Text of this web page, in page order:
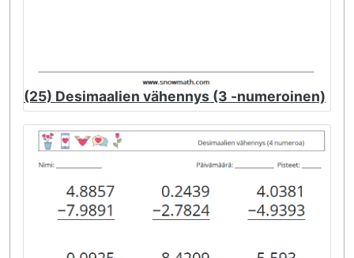
(25) Desimaalien vähennys (3 -numeroinen)